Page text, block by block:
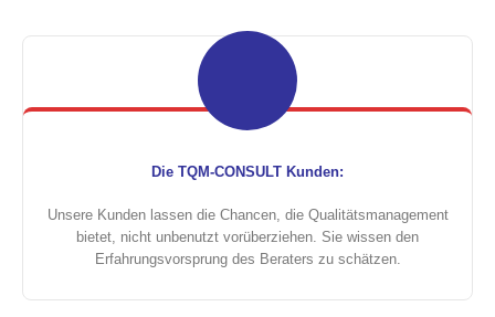
Die TQM-CONSULT Kunden:
Unsere Kunden lassen die Chancen, die Qualitätsmanagement
bietet, nicht unbenutzt vorüberziehen. Sie wissen den
Erfahrungsvorsprung des Beraters zu schätzen.